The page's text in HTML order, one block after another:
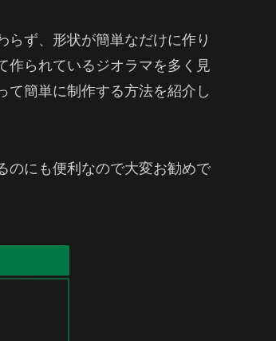
ず、形状が簡単なだけに作り
作られているジオラマを多く見
て簡単に制作する方法を紹介し
のにも便利なので大変お勧めで